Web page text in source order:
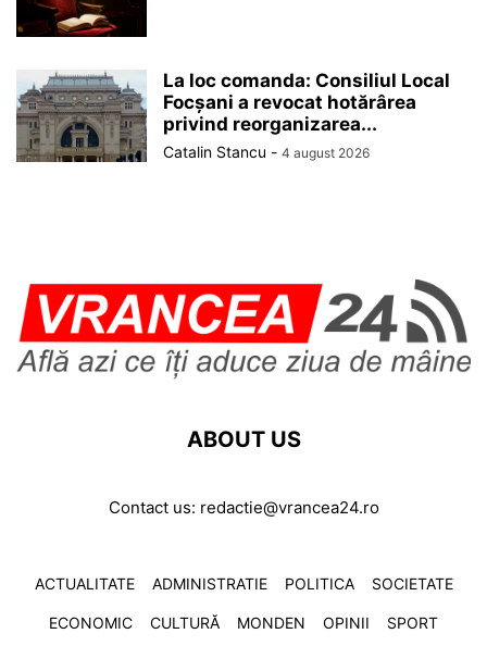
La loc comanda: Consiliul Local
Focșani a revocat hotărârea
privind reorganizarea...
Catalin Stancu - 4 august 2026
ABOUT US
Contact us: redactie@vrancea24.ro
ACTUALITATE ADMINISTRATIE POLITICA SOCIETATE
ECONOMIC CULTURĂ MONDEN OPINII SPORT